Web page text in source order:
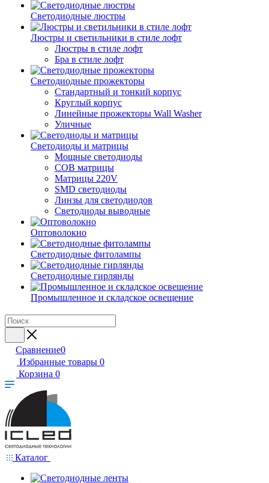
Светодиодные люстры
Люстры и светильники в стиле лофт
Люстры в стиле лофт
Бра в стиле лофт
Светодиодные прожекторы
Стандартный и тонкий корпус
Круглый корпус
Линейные прожекторы Wall Washer
Уличные
Светодиоды и матрицы
Мощные светодиоды
COB матрицы
Матрицы 220V
SMD светодиоды
Линзы для светодиодов
Светодиоды выводные
Оптоволокно
Светодиодные фитолампы
Светодиодные гирлянды
Промышленное и складское освещение
Сравнение0
Избранные товары 0
Корзина 0
Каталог